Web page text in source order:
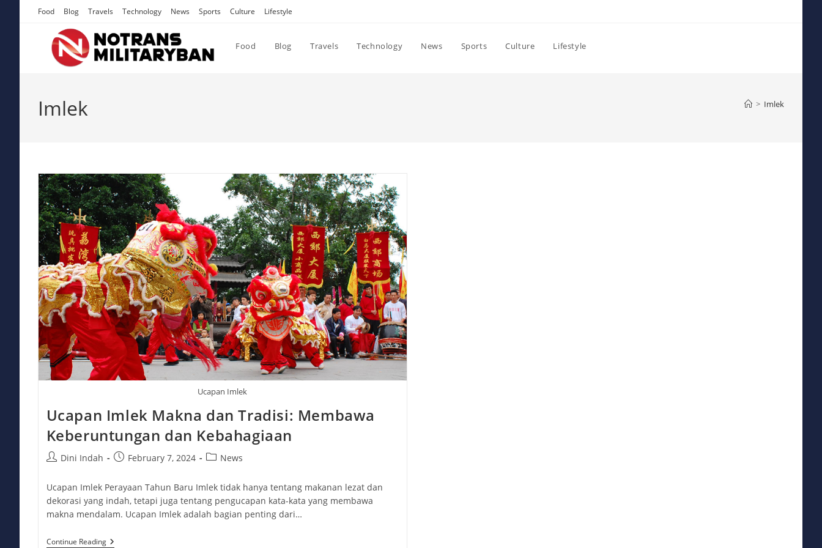
Food Blog Travels Technology News Sports Culture Lifestyle
Food Blog Travels Technology News Sports Culture Lifestyle
Imlek > Imlek
Ucapan Imlek
Ucapan Imlek Makna dan Tradisi: Membawa
Keberuntungan dan Kebahagiaan
PostDini Indah
PostFebruary 7, 2024
PostNews
Ucapan Imlek Perayaan Tahun Baru Imlek tidak hanya tentang makanan lezat dan
dekorasi yang indah, tetapi juga tentang pengucapan kata-kata yang membawa
makna mendalam. Ucapan Imlek adalah bagian penting dari…
Continue ReadingUcapan